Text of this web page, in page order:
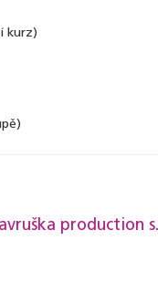
kurz)
production